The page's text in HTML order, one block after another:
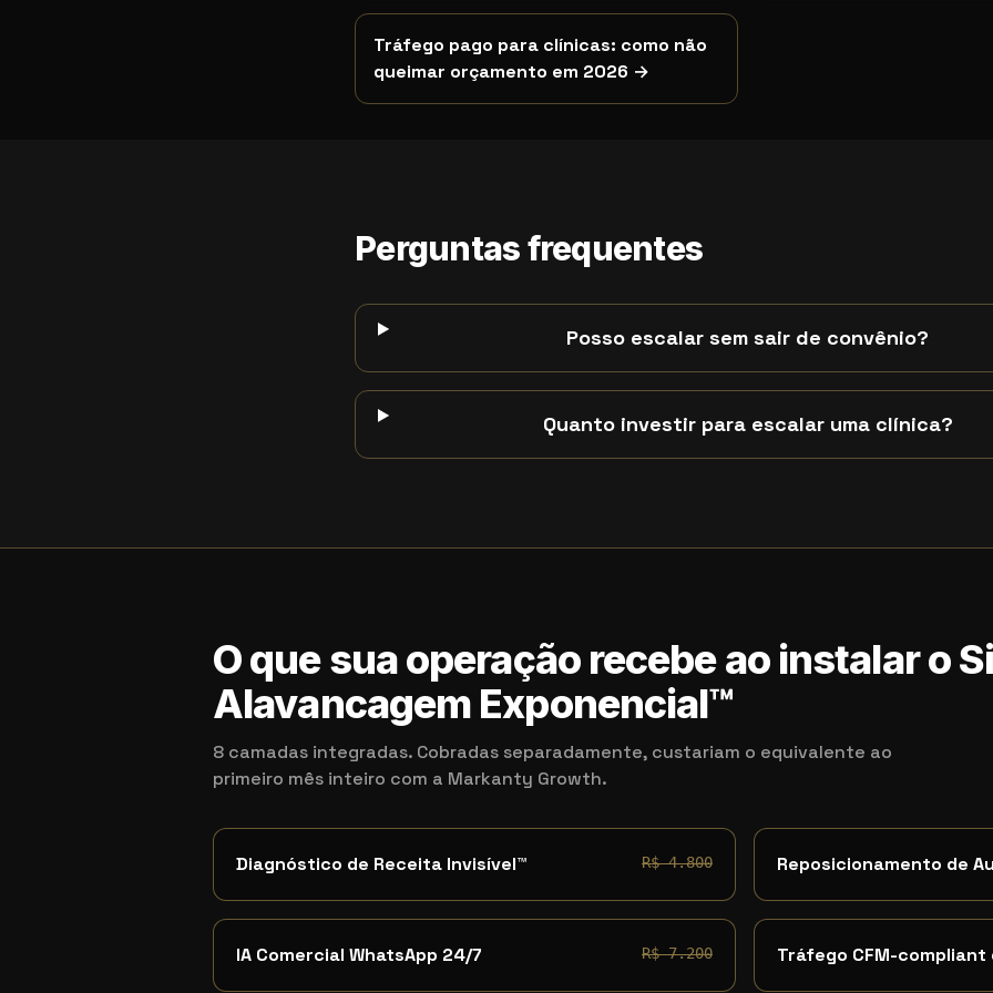
Tráfego pago para clínicas: como não
queimar orçamento em 2026 →
Perguntas frequentes
Posso escalar sem sair de convênio?
Quanto investir para escalar uma clínica?
O que sua operação recebe ao instalar o
Alavancagem Exponencial™
8 camadas integradas. Cobradas separadamente, custariam o equivalente ao
primeiro mês inteiro com a Markanty Growth.
Diagnóstico de Receita Invisível™ R$ 4.800 Reposicionamento de
IA Comercial WhatsApp 24/7 R$ 7.200 Tráfego CFM-compliant